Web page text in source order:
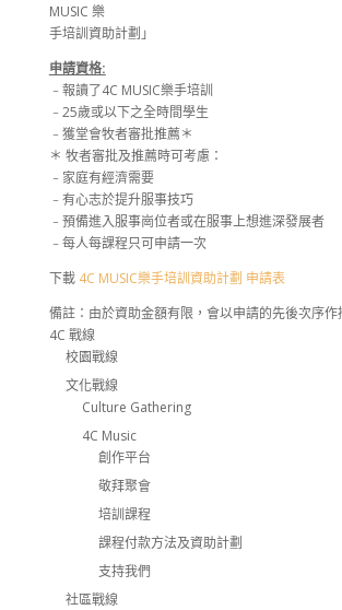
MUSIC 樂
手培訓資助計劃」
申請資格:
﹣報讀了4C MUSIC樂手培訓
﹣25歲或以下之全時間學生
﹣獲堂會牧者審批推薦＊
＊ 牧者審批及推薦時可考慮：
﹣家庭有經濟需要
﹣有心志於提升服事技巧
﹣預備進入服事崗位者或在服事上想進深發展者
﹣每人每課程只可申請一次
下載 4C MUSIC樂手培訓資助計劃 申請表
備註：由於資助金額有限，會以申請的先後次序作
4C 戰線
校園戰線
文化戰線
Culture Gathering
4C Music
創作平台
敬拜聚會
培訓課程
課程付款方法及資助計劃
支持我們
社區戰線